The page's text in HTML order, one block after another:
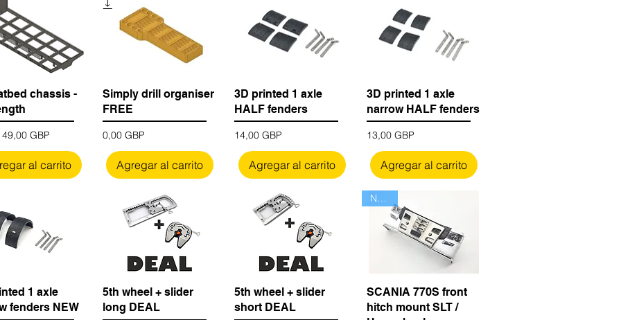
chassis -
49,00 GBP
oferta
al carrito
Simply drill organiser
FREE
Precio
0,00 GBP
Agregar al carrito
3D printed 1 axle
HALF fenders
Precio
14,00 GBP
Agregar al carrito
3D printed 1 axle
narrow HALF fenders
Precio
13,00 GBP
Agregar al carrito
1 axle
fenders NEW
5th wheel + slider
long DEAL
5th wheel + slider
short DEAL
Nuevo
SCANIA 770S front
hitch mount SLT /